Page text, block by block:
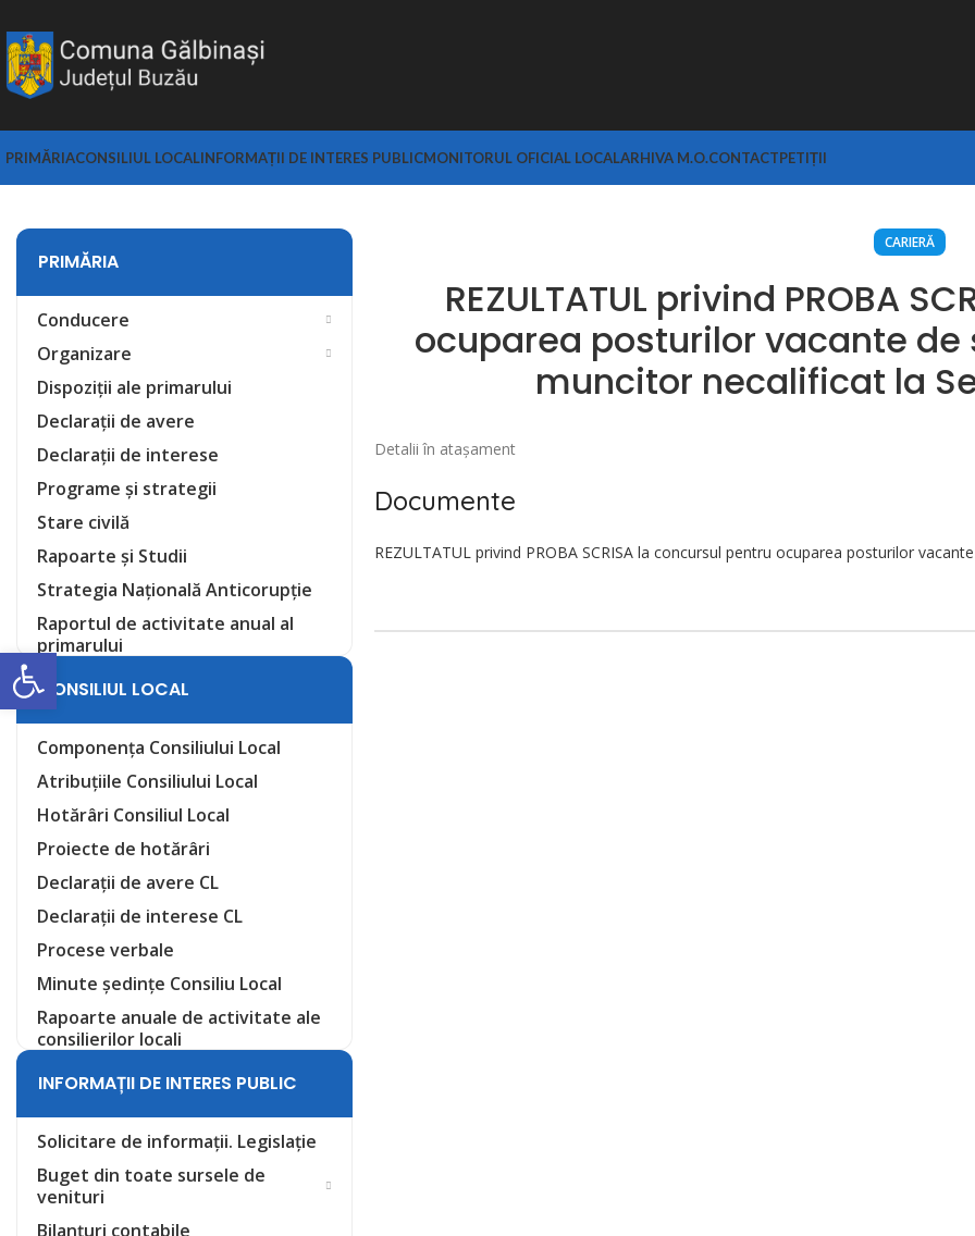
Deschide bara de unelte
PRIMĂRIACONSILIUL LOCALINFORMAȚII DE INTERES PUBLICMONITORUL OFICIAL LOCALARHIVA M.O.CONTACTPETIȚII
CARIERĂ
REZULTATUL privind PROBA
ocuparea posturilor vacante
muncitor necalificat la
Detalii în atașament
Documente
REZULTATUL privind PROBA SCRISA la concursul pentru ocuparea posturilor
PRIMĂRIA
Conducere
Organizare
Dispoziții ale primarului
Declarații de avere
Declarații de interese
Programe și strategii
Stare civilă
Rapoarte și Studii
Strategia Națională Anticorupție
Raportul de activitate anual al
primarului
CONSILIUL LOCAL
Componența Consiliului Local
Atribuțiile Consiliului Local
Hotărâri Consiliul Local
Proiecte de hotărâri
Declarații de avere CL
Declarații de interese CL
Procese verbale
Minute ședințe Consiliu Local
Rapoarte anuale de activitate ale
consilierilor locali
INFORMAȚII DE INTERES PUBLIC
Solicitare de informații. Legislație
Buget din toate sursele de
venituri
Bilanțuri contabile